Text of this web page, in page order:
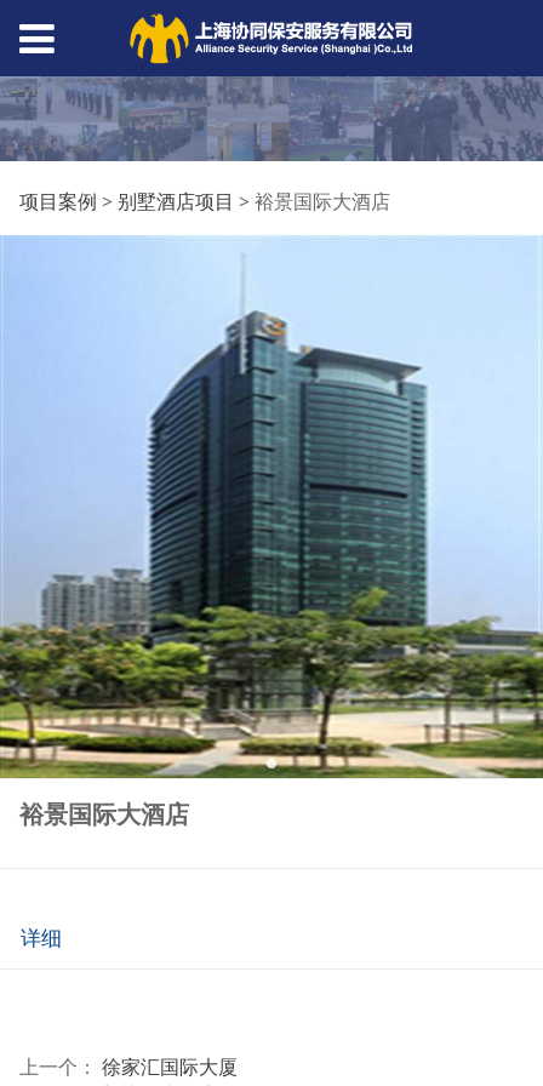
裕景国际大酒店
项目案例 > 别墅酒店项目 > 裕景国际大酒店
裕景国际大酒店
详细
上一个： 徐家汇国际大厦